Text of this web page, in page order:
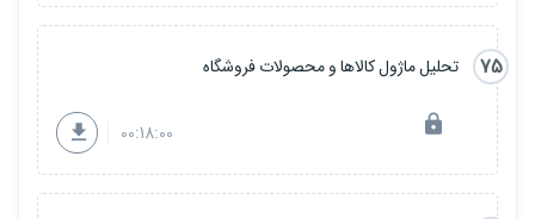
75 تحلیل ماژول کالاها و محصولات فروشگاه
00:18:00